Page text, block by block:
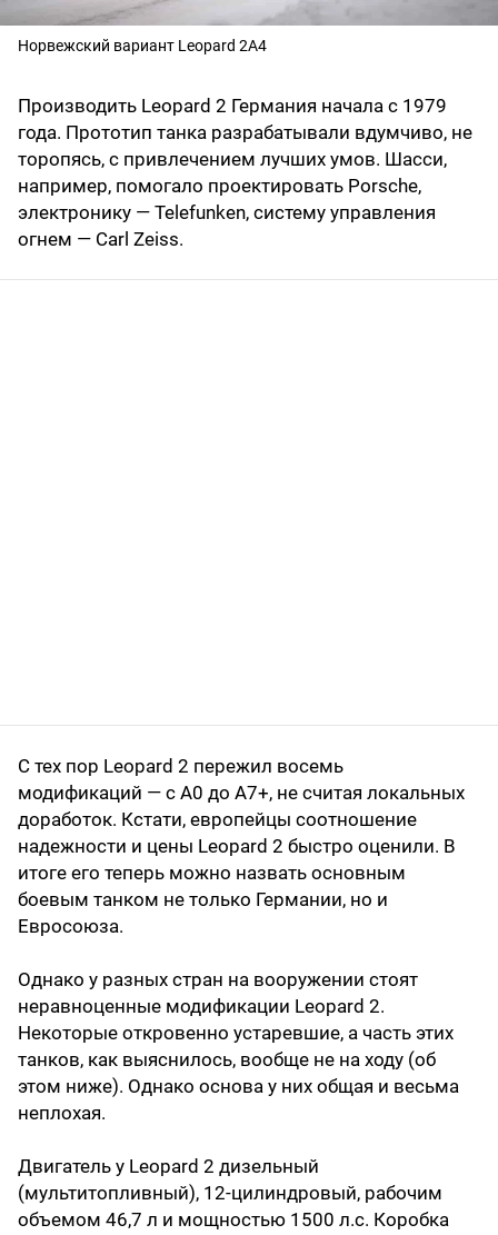
Норвежский вариант Leopard 2A4
Производить Leopard 2 Германия начала с 1979
года. Прототип танка разрабатывали вдумчиво, не
торопясь, с привлечением лучших умов. Шасси,
например, помогало проектировать Porsche,
электронику — Telefunken, систему управления
огнем — Carl Zeiss.
С тех пор Leopard 2 пережил восемь
модификаций — с А0 до А7+, не считая локальных
доработок. Кстати, европейцы соотношение
надежности и цены Leopard 2 быстро оценили. В
итоге его теперь можно назвать основным
боевым танком не только Германии, но и
Евросоюза.
Однако у разных стран на вооружении стоят
неравноценные модификации Leopard 2.
Некоторые откровенно устаревшие, а часть этих
танков, как выяснилось, вообще не на ходу (об
этом ниже). Однако основа у них общая и весьма
неплохая.
Двигатель у Leopard 2 дизельный
(мультитопливный), 12-цилиндровый, рабочим
объемом 46,7 л и мощностью 1500 л.с. Коробка